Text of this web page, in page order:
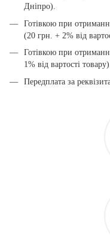
Дніпро).
Готівкою при
(20 грн. + 2% від
Готівкою при
1% від вартості
Передплата за